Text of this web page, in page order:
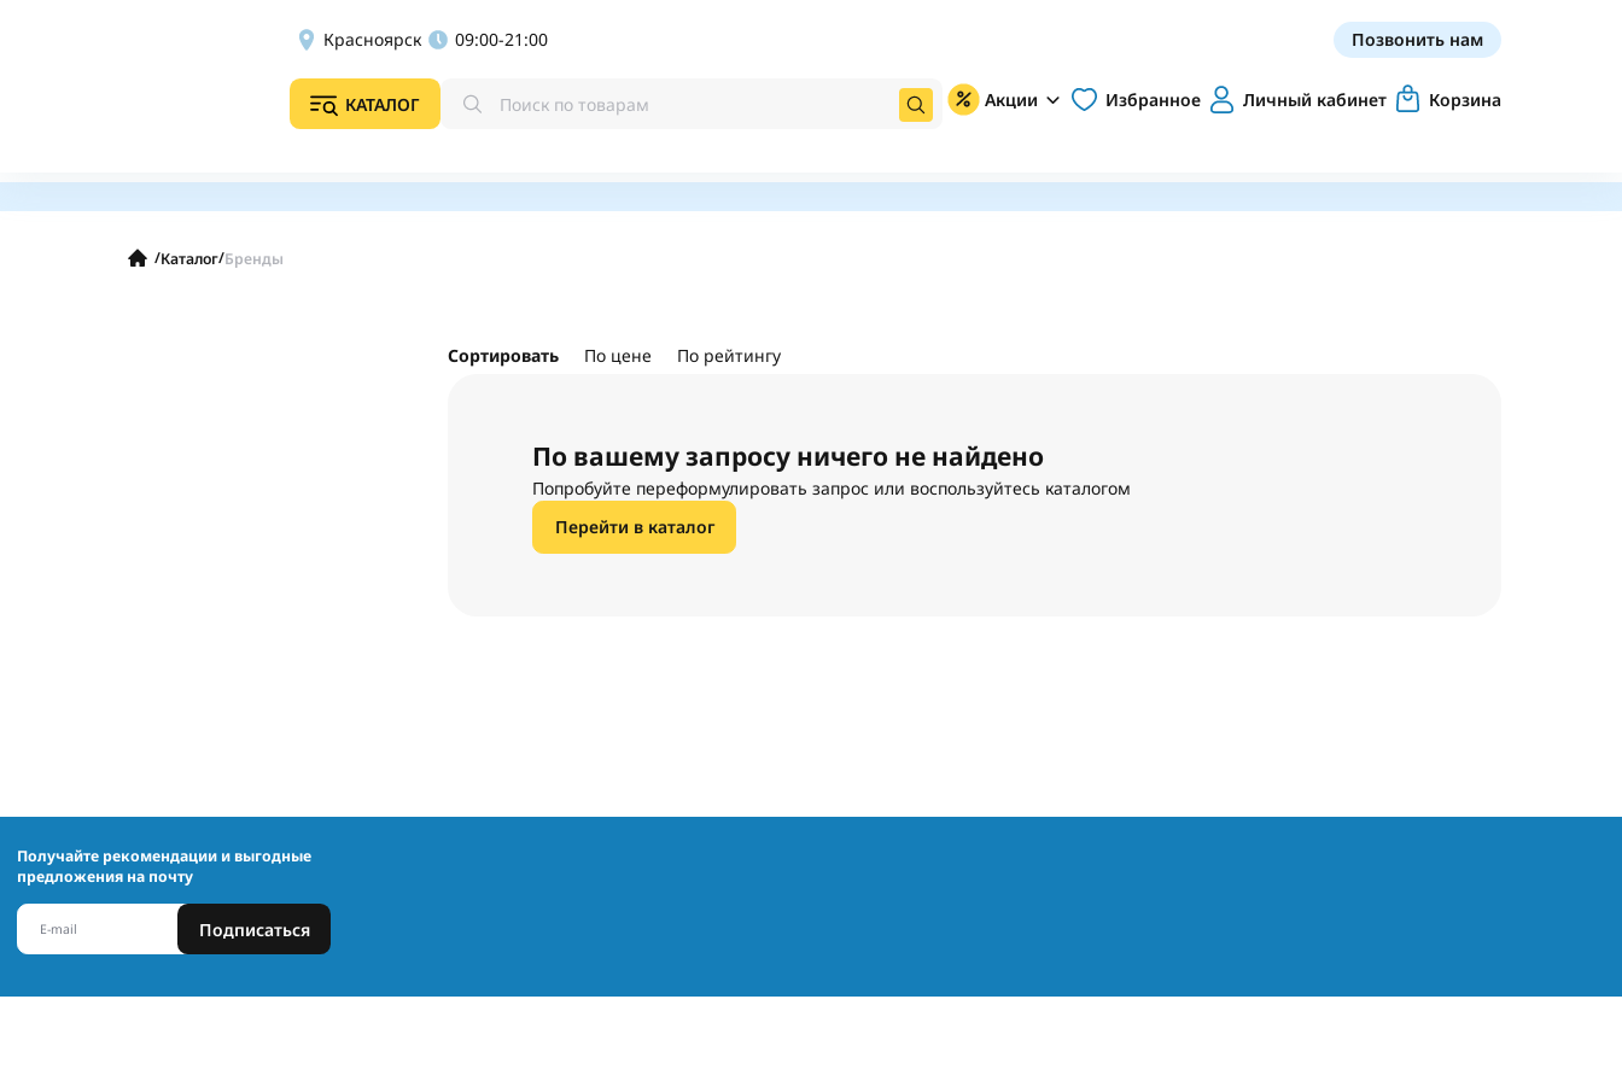
Красноярск 09:00-21:00 Позвонить нам
КАТАЛОГ Акции Избранное Личный кабинет Корзина
/Каталог/Бренды
Сортировать По цене По рейтингу
По вашему запросу ничего не найдено
Попробуйте переформулировать запрос или воспользуйтесь каталогом
Перейти в каталог
Получайте рекомендации и выгодные
предложения на почту
Подписаться